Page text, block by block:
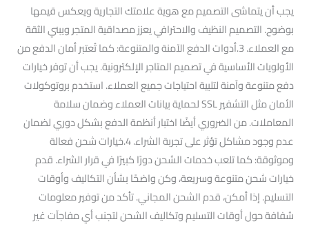
يجب أن يتماشى التصميم مع هوية علامتك التجارية ويعكس قيمها
بوضوح. التصميم النظيف والاحترافي يعزز مصداقية المتجر ويبني الثقة
مع العملاء. 3.أدوات الدفع الآمنة والمتنوعة: كما تُعتبر أمان الدفع من
الأولويات الأساسية في تصميم المتاجر الإلكترونية. يجب أن توفر خيارات
دفع متنوعة وآمنة لتلبية احتياجات جميع العملاء. استخدم بروتوكولات
الأمان مثل التشفير SSL لحماية بيانات العملاء وضمان سلامة
المعاملات. من الضروري أيضًا اختبار أنظمة الدفع بشكل دوري لضمان
عدم وجود مشاكل تؤثر على تجربة الشراء. 4.خيارات شحن فعالة
وموثوقة: كما تلعب خدمات الشحن دورًا كبيرًا في قرار الشراء. قدم
خيارات شحن متنوعة وسريعة، وكن واضحًا بشأن التكاليف وأوقات
التسليم. إذا أمكن، قدم الشحن المجاني. تأكد من توفير معلومات
شفافة حول أوقات التسليم وتكاليف الشحن لتجنب أي مفاجآت غير